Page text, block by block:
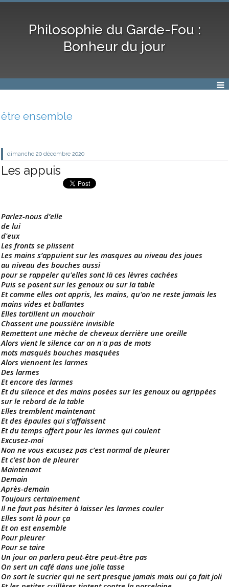
Philosophie du Garde-Fou :
Bonheur du jour
être ensemble
dimanche 20 décembre 2020
Les appuis
Parlez-nous d’elle
de lui
d'eux
Les fronts se plissent
Les mains s’appuient sur les masques au niveau des joues
au niveau des bouches aussi
pour se rappeler qu'elles sont là ces lèvres cachées
Puis se posent sur les genoux ou sur la table
Et comme elles ont appris, les mains, qu'on ne reste jamais les
mains vides et ballantes
Elles tortillent un mouchoir
Chassent une poussière invisible
Remettent une mèche de cheveux derrière une oreille
Alors vient le silence car on n'a pas de mots
mots masqués bouches masquées
Alors viennent les larmes
Des larmes
Et encore des larmes
Et du silence et des mains posées sur les genoux ou agrippées
sur le rebord de la table
Elles tremblent maintenant
Et des épaules qui s’affaissent
Et du temps offert pour les larmes qui coulent
Excusez-moi
Non ne vous excusez pas c’est normal de pleurer
Et c’est bon de pleurer
Maintenant
Demain
Après-demain
Toujours certainement
Il ne faut pas hésiter à laisser les larmes couler
Elles sont là pour ça
Et on est ensemble
Pour pleurer
Pour se taire
Un jour on parlera peut-être peut-être pas
On sert un café dans une jolie tasse
On sort le sucrier qui ne sert presque jamais mais oui ça fait joli